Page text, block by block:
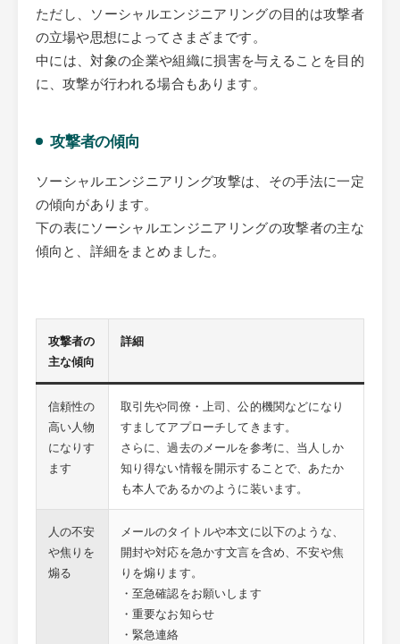
ただし、ソーシャルエンジニアリングの目的は攻撃者
の立場や思想によってさまざまです。
中には、対象の企業や組織に損害を与えることを目的
に、攻撃が行われる場合もあります。
攻撃者の傾向
ソーシャルエンジニアリング攻撃は、その手法に一定
の傾向があります。
下の表にソーシャルエンジニアリングの攻撃者の主な
傾向と、詳細をまとめました。
攻撃者の
主な傾向
詳細
信頼性の
高い人物
になりす
ます
取引先や同僚・上司、公的機関などになり
すましてアプローチしてきます。
さらに、過去のメールを参考に、当人しか
知り得ない情報を開示することで、あたか
も本人であるかのように装います。
人の不安
や焦りを
煽る
メールのタイトルや本文に以下のような、
開封や対応を急かす文言を含め、不安や焦
りを煽ります。
・至急確認をお願いします
・重要なお知らせ
・緊急連絡